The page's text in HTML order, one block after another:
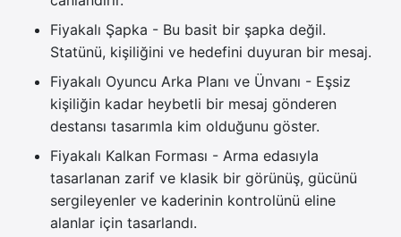
Fiyakalı Şapka - Bu basit bir şapka değil.
Statünü, kişiliğini ve hedefini duyuran bir mesaj.
Fiyakalı Oyuncu Arka Planı ve Ünvanı - Eşsiz
kişiliğin kadar heybetli bir mesaj gönderen
destansı tasarımla kim olduğunu göster.
Fiyakalı Kalkan Forması - Arma edasıyla
tasarlanan zarif ve klasik bir görünüş, gücünü
sergileyenler ve kaderinin kontrolünü eline
alanlar için tasarlandı.